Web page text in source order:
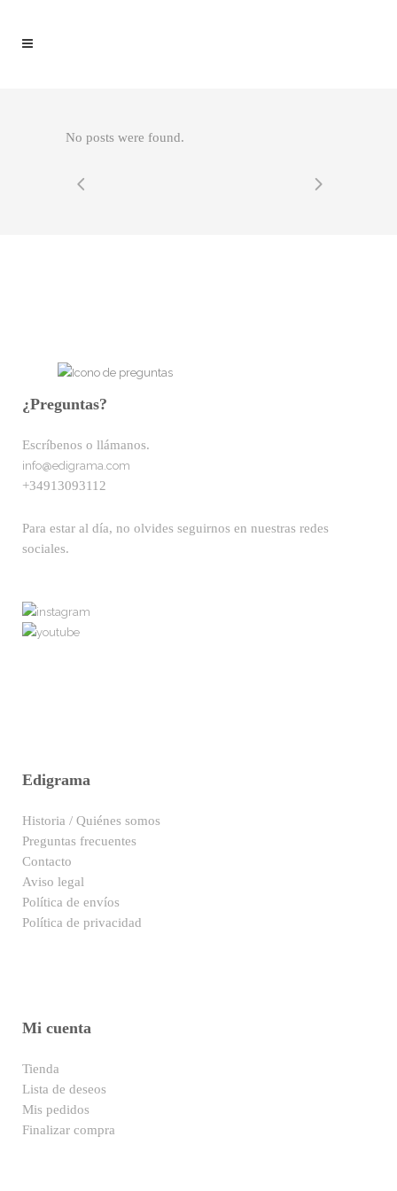
No posts were found.
¿Preguntas?
Escríbenos o llámanos.
info@edigrama.com
+34913093112
Para estar al día, no olvides seguirnos en nuestras redes
sociales.
Edigrama
Historia / Quiénes somos
Preguntas frecuentes
Contacto
Aviso legal
Política de envíos
Política de privacidad
Mi cuenta
Tienda
Lista de deseos
Mis pedidos
Finalizar compra